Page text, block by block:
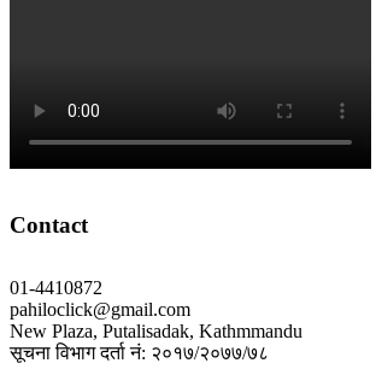
Contact
01-4410872
pahiloclick@gmail.com
New Plaza, Putalisadak, Kathmmandu
सूचना विभाग दर्ता नं: २०१७/२०७७/७८